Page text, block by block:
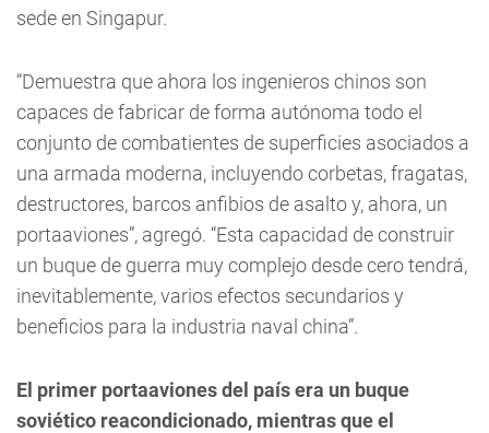
sede en Singapur.
“Demuestra que ahora los ingenieros chinos son
capaces de fabricar de forma autónoma todo el
conjunto de combatientes de superficies asociados a
una armada moderna, incluyendo corbetas, fragatas,
destructores, barcos anfibios de asalto y, ahora, un
portaaviones”, agregó. “Esta capacidad de construir
un buque de guerra muy complejo desde cero tendrá,
inevitablemente, varios efectos secundarios y
beneficios para la industria naval china”.
El primer portaaviones del país era un buque
soviético reacondicionado, mientras que el